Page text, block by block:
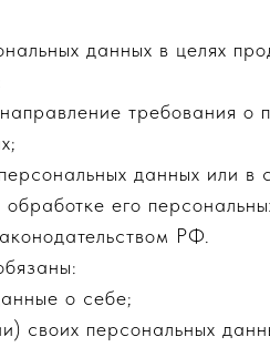
данных в целях
требования о
данных или в
его
РФ.
о себе;
своих персональных